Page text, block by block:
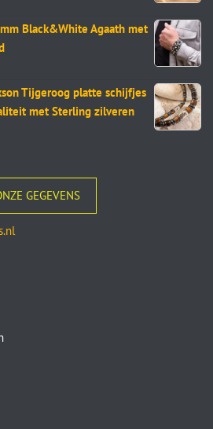
Black&White Agaath met
Tijgeroog platte schijfjes
met Sterling zilveren
GEGEVENS